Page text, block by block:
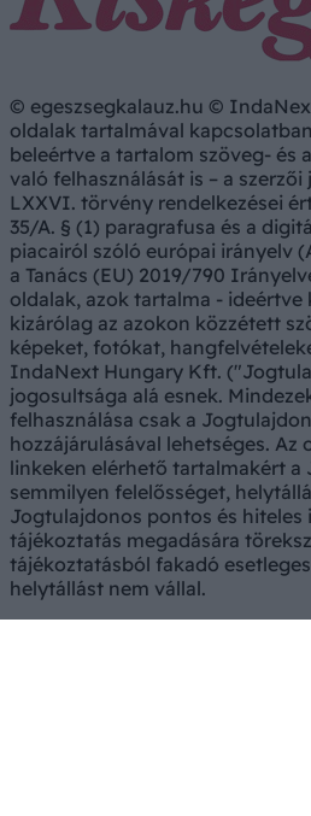
© egeszsegkalauz.hu ©
oldalak tartalmával
beleértve a tartalom szöveg- és
való felhasználását is – a szerzői
LXXVI. törvény rendelkezései
35/A. § (1) paragrafusa és a
piacairól szóló európai irányelv
a Tanács (EU) 2019/790
oldalak, azok tartalma - ideértve
kizárólag az azokon közzétett
képeket, fotókat,
IndaNext Hungary Kft.
jogosultsága alá esnek.
felhasználása csak a
hozzájárulásával lehetséges. Az
linkeken elérhető tartalmakért a
semmilyen felelősséget,
Jogtulajdonos pontos és hiteles
tájékoztatás megadására
tájékoztatásból fakadó
helytállást nem vállal.